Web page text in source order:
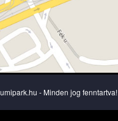
- Minden jog fenntartva!